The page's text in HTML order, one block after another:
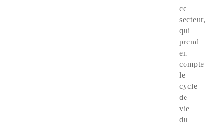
ce
secteur,
qui
prend
en
compte
le
cycle
de
vie
du